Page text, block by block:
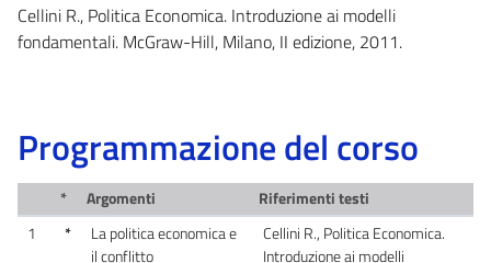
Cellini R., Politica Economica. Introduzione ai modelli
fondamentali. McGraw-Hill, Milano, II edizione, 2011.
Programmazione del corso
* Argomenti
Riferimenti testi
1
*
La politica economica e
il conflitto
Cellini R., Politica Economica.
Introduzione ai modelli